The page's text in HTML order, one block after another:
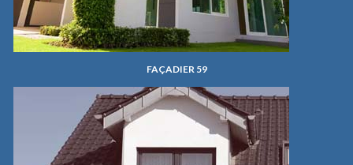
FAÇADIER 59